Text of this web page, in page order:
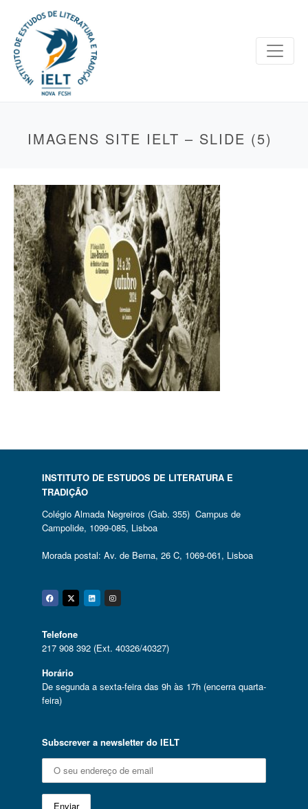
IMAGENS SITE IELT – SLIDE (5)
INSTITUTO DE ESTUDOS DE LITERATURA E
TRADIÇÃO
Colégio Almada Negreiros (Gab. 355) Campus de
Campolide, 1099-085, Lisboa
Morada postal: Av. de Berna, 26 C, 1069-061, Lisboa
Facebook
Twitter
Linkedin
Instagram
Telefone
217 908 392 (Ext. 40326/40327)
Horário
De segunda a sexta-feira das 9h às 17h (encerra quarta-
feira)
Subscrever a newsletter do IELT